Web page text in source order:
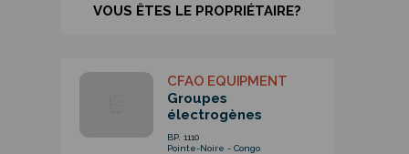
VOUS ÊTES LE PROPRIÉTAIRE?
CFAO EQUIPMENT
Groupes
électrogènes
BP. 1110
Pointe-Noire - Congo